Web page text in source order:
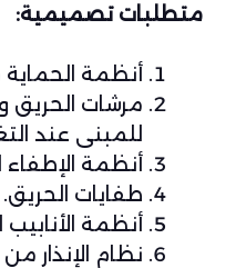
متطلبات تصميمية:
أنظمة
مرشات الحريق
للمبنى عند
أنظمة الإطفاء
طفايات الحريق.
أنظمة الأنابيب
نظام الإنذار